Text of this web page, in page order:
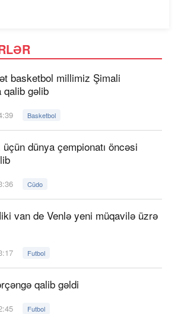
basketbol millimiz Şimali
qalib gəlib
Basketbol
üçün dünya çempionatı öncəsi
Cüdo
van de Venlə yeni müqavilə üzrə
Futbol
qalib gəldi
Futbol